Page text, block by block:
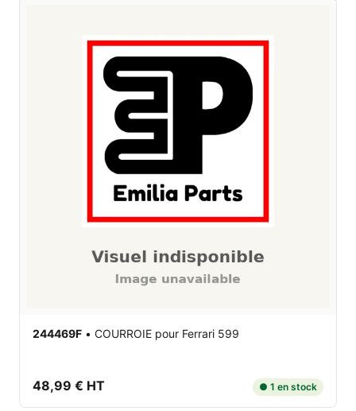
244469F • COURROIE pour Ferrari 599
48,99 € HT ● 1 en stock